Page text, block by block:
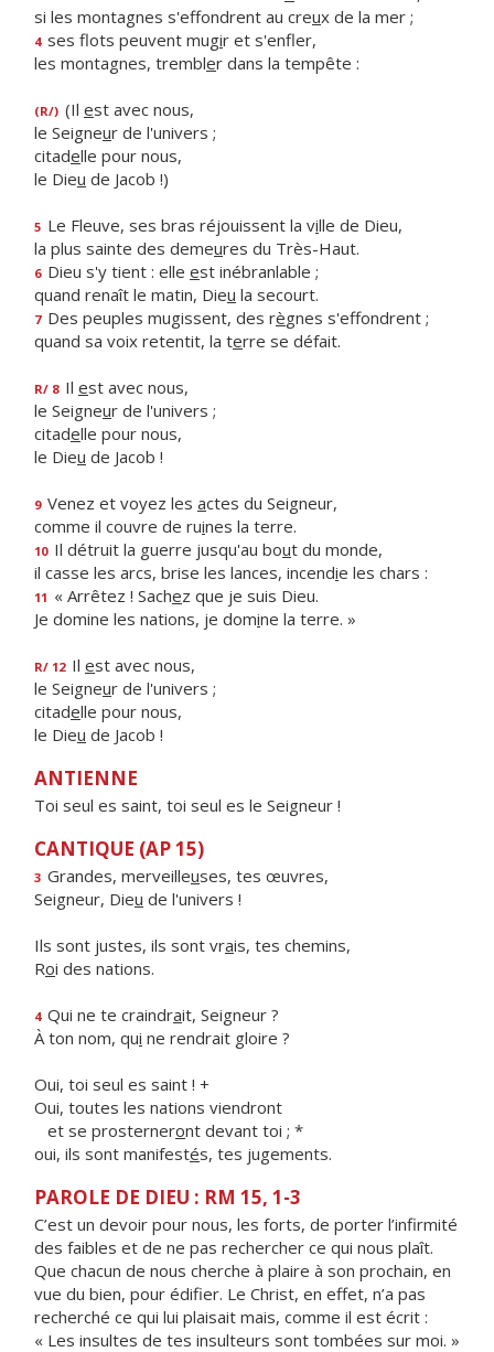
si les montagnes s'effondrent au creux de la mer ;
4 ses flots peuvent mugir et s'enfler,
les montagnes, trembler dans la tempête :
(R/) (Il est avec nous,
le Seigneur de l'univers ;
citadelle pour nous,
le Dieu de Jacob !)
5 Le Fleuve, ses bras réjouissent la ville de Dieu,
la plus sainte des demeures du Très-Haut.
6 Dieu s'y tient : elle est inébranlable ;
quand renaît le matin, Dieu la secourt.
7 Des peuples mugissent, des règnes s'effondrent ;
quand sa voix retentit, la terre se défait.
R/ 8 Il est avec nous,
le Seigneur de l'univers ;
citadelle pour nous,
le Dieu de Jacob !
9 Venez et voyez les actes du Seigneur,
comme il couvre de ruines la terre.
10 Il détruit la guerre jusqu'au bout du monde,
il casse les arcs, brise les lances, incendie les chars :
11 « Arrêtez ! Sachez que je suis Dieu.
Je domine les nations, je domine la terre. »
R/ 12 Il est avec nous,
le Seigneur de l'univers ;
citadelle pour nous,
le Dieu de Jacob !
ANTIENNE
Toi seul es saint, toi seul es le Seigneur !
CANTIQUE (AP 15)
3 Grandes, merveilleuses, tes œuvres,
Seigneur, Dieu de l'univers !
Ils sont justes, ils sont vrais, tes chemins,
Roi des nations.
4 Qui ne te craindrait, Seigneur ?
À ton nom, qui ne rendrait gloire ?
Oui, toi seul es saint ! +
Oui, toutes les nations viendront
et se prosterneront devant toi ; *
oui, ils sont manifestés, tes jugements.
PAROLE DE DIEU : RM 15, 1-3
C’est un devoir pour nous, les forts, de porter l’infirmité
des faibles et de ne pas rechercher ce qui nous plaît.
Que chacun de nous cherche à plaire à son prochain, en
vue du bien, pour édifier. Le Christ, en effet, n’a pas
recherché ce qui lui plaisait mais, comme il est écrit :
« Les insultes de tes insulteurs sont tombées sur moi. »